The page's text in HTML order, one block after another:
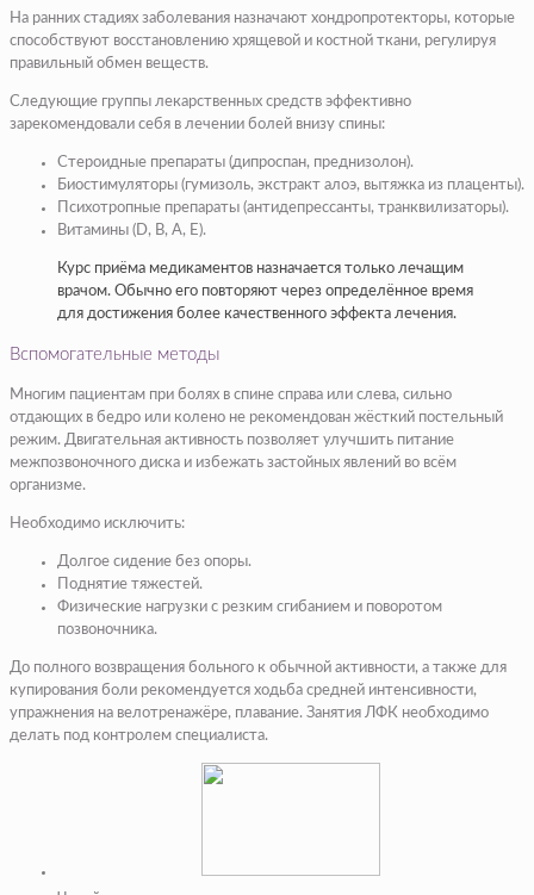
На ранних стадиях заболевания назначают хондропротекторы, которые
способствуют восстановлению хрящевой и костной ткани, регулируя
правильный обмен веществ.
Следующие группы лекарственных средств эффективно
зарекомендовали себя в лечении болей внизу спины:
Стероидные препараты (дипроспан, преднизолон).
Биостимуляторы (гумизоль, экстракт алоэ, вытяжка из плаценты).
Психотропные препараты (антидепрессанты, транквилизаторы).
Витамины (D, B, A, E).
Курс приёма медикаментов назначается только лечащим
врачом. Обычно его повторяют через определённое время
для достижения более качественного эффекта лечения.
Вспомогательные методы
Многим пациентам при болях в спине справа или слева, сильно
отдающих в бедро или колено не рекомендован жёсткий постельный
режим. Двигательная активность позволяет улучшить питание
межпозвоночного диска и избежать застойных явлений во всём
организме.
Необходимо исключить:
Долгое сидение без опоры.
Поднятие тяжестей.
Физические нагрузки с резким сгибанием и поворотом
позвоночника.
До полного возвращения больного к обычной активности, а также для
купирования боли рекомендуется ходьба средней интенсивности,
упражнения на велотренажёре, плавание. Занятия ЛФК необходимо
делать под контролем специалиста.